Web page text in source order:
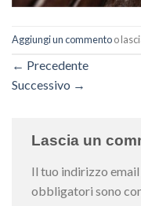
Aggiungi un commentoo
← Precedente
Successivo →
Lascia un
Il tuo indirizzo
obbligatori sono